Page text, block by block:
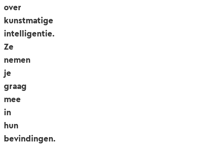
over
kunstmatige
intelligentie.
Ze
nemen
je
graag
mee
in
hun
bevindingen.